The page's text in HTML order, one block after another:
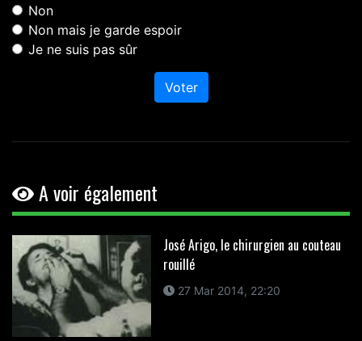
Non
Non mais je garde espoir
Je ne suis pas sûr
Voter
A voir également
José Arigo, le chirurgien au couteau
rouillé
27 Mar 2014, 22:20